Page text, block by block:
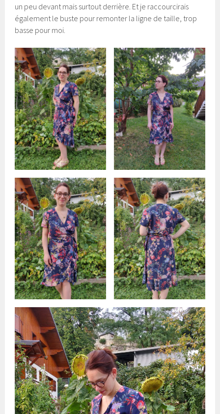
un peu devant mais surtout derrière. Et je raccourcirais
également le buste pour remonter la ligne de taille, trop
basse pour moi.